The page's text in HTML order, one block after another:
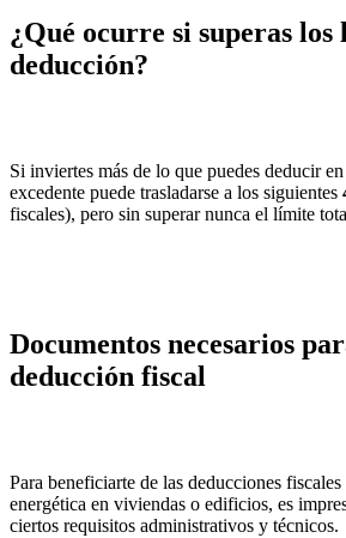
¿Qué ocurre si superas los
deducción?
Si inviertes más de lo que puedes deducir
excedente puede trasladarse a los siguientes
fiscales), pero sin superar nunca el límite
Documentos necesarios
deducción fiscal
Para beneficiarte de las deducciones
energética en viviendas o edificios, es
ciertos requisitos administrativos y técnicos.